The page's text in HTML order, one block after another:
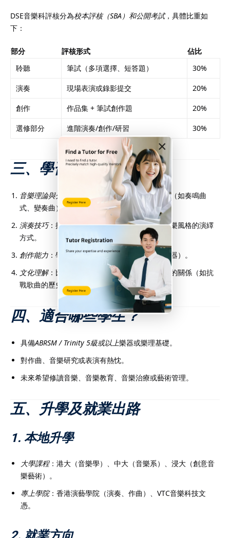
×
DSE音樂科評核分為校本評核（SBA）和公開考試，具體比重如
下：
部分 評核形式
佔比
聆聽
筆試（多項選擇、短答題） 30%
演奏 現場表演或錄影提交 20%
創作 作品集 + 筆試創作題 20%
選修部分 進階演奏/創作/研習 30%
三、學習目標與技能
音樂理論與分析：掌握樂理、和聲學、曲式結構（如奏鳴曲
式、變奏曲）。
演奏技巧：提升樂器或聲樂表現力，理解不同音樂風格的演繹
方式。
創作能力 ：學習作曲技巧（如動機發展、編曲配器）。
文化理解：比較中西音樂特色，探討音樂與社會的關係（如抗
戰歌曲的歷史角色）。
四、適合哪些學生？
具備ABRSM / Trinity 5級或以上樂器或樂理基礎。
對作曲、音樂研究或表演有熱忱。
未來希望修讀音樂、音樂教育、音樂治療或藝術管理。
五、升學及就業出路
1. 本地升學
大學課程：港大（音樂學）、中大（音樂系）、浸大（創意音
樂藝術）。
專上學院：香港演藝學院（演奏、作曲）、VTC音樂科技文
憑。